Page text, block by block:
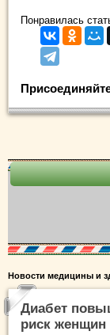
Понравилась
Новости медицины и
Диабет
риск